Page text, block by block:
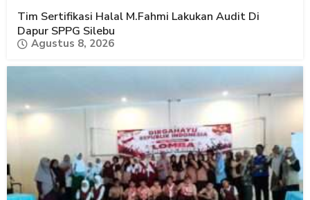
Tim Sertifikasi Halal M.Fahmi Lakukan Audit Di
Dapur SPPG Silebu
Agustus 8, 2026